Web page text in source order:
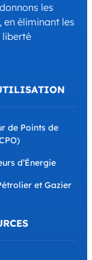
les
éliminant les
liberté
de Points de
d’Énergie
et Gazier